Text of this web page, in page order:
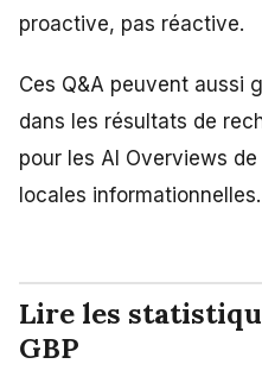
proactive, pas réactive.
Ces Q&A peuvent aussi
dans les résultats de
pour les AI Overviews
locales informationnelles.
Lire les
GBP